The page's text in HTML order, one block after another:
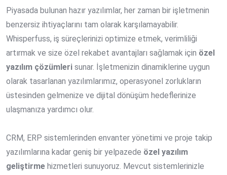
Piyasada bulunan hazır yazılımlar, her zaman bir işletmenin
benzersiz ihtiyaçlarını tam olarak karşılamayabilir.
Whisperfuss, iş süreçlerinizi optimize etmek, verimliliği
artırmak ve size özel rekabet avantajları sağlamak için özel
yazılım çözümleri sunar. İşletmenizin dinamiklerine uygun
olarak tasarlanan yazılımlarımız, operasyonel zorlukların
üstesinden gelmenize ve dijital dönüşüm hedeflerinize
ulaşmanıza yardımcı olur.
CRM, ERP sistemlerinden envanter yönetimi ve proje takip
yazılımlarına kadar geniş bir yelpazede özel yazılım
geliştirme hizmetleri sunuyoruz. Mevcut sistemlerinizle